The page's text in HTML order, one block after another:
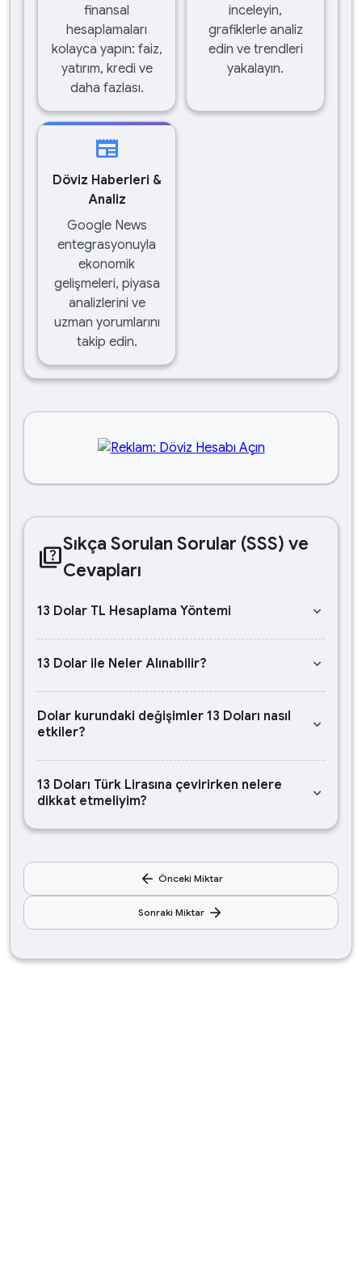
finansal
hesaplamaları
kolayca yapın: faiz,
yatırım, kredi ve
daha fazlası.
inceleyin,
grafiklerle analiz
edin ve trendleri
yakalayın.
newspaper
Döviz Haberleri &
Analiz
Google News
entegrasyonuyla
ekonomik
gelişmeleri, piyasa
analizlerini ve
uzman yorumlarını
takip edin.
quizSıkça Sorulan Sorular (SSS) ve
Cevapları
13 Dolar TL Hesaplama Yöntemi keyboard_arrow_down
13 Dolar ile Neler Alınabilir? keyboard_arrow_down
Dolar kurundaki değişimler 13 Doları nasıl
etkiler?
keyboard_arrow_down
13 Doları Türk Lirasına çevirirken nelere
dikkat etmeliyim?
keyboard_arrow_down
arrow_back Önceki Miktar
Sonraki Miktar arrow_forward